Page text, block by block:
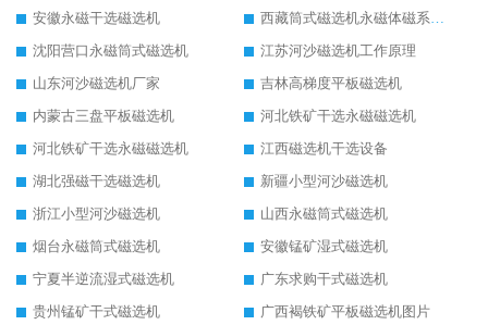
安徽永磁干选磁选机
西藏筒式磁选机永磁体磁系设计
沈阳营口永磁筒式磁选机
江苏河沙磁选机工作原理
山东河沙磁选机厂家
吉林高梯度平板磁选机
内蒙古三盘平板磁选机
河北铁矿干选永磁磁选机
河北铁矿干选永磁磁选机
江西磁选机干选设备
湖北强磁干选磁选机
新疆小型河沙磁选机
浙江小型河沙磁选机
山西永磁筒式磁选机
烟台永磁筒式磁选机
安徽锰矿湿式磁选机
宁夏半逆流湿式磁选机
广东求购干式磁选机
贵州锰矿干式磁选机
广西褐铁矿平板磁选机图片